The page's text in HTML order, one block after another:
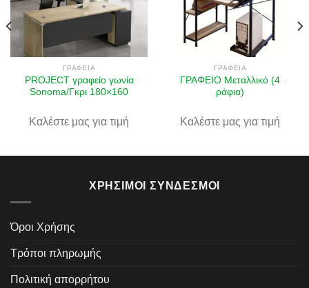
Πρόσθήκη
επιθυμιών
ΓΡΑΦΕΊΑ
PROJECT γραφείο γωνία
Sonoma/Γκρι 180×160
Καλέστε μας για τιμή
Πρόσθήκη
στην λίστα
επιθυμιών
ΓΡΑΦΕΊΑ
ΓΡΑΦΕΙΟ Μεταλλικό (4
ράφια)
Καλέστε μας για τιμή
ΧΡΉΣΙΜΟΙ ΣΎΝΔΕΣΜΟΙ
Όροι Χρήσης
Τρόποι πληρωμής
Πολιτική απορρήτου